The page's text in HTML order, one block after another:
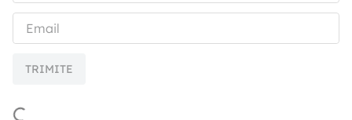
TRIMITE